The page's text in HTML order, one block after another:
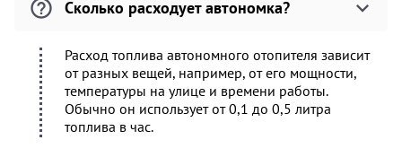
Сколько расходует автономка?
Расход топлива автономного отопителя зависит
от разных вещей, например, от его мощности,
температуры на улице и времени работы.
Обычно он использует от 0,1 до 0,5 литра
топлива в час.